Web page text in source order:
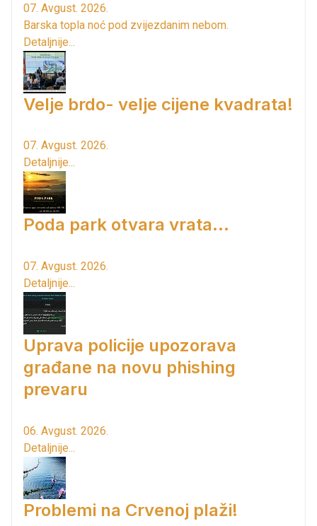
07. Avgust. 2026.
Barska topla noć pod zvijezdanim nebom.
Detaljnije...
Velje brdo- velje cijene kvadrata!
07. Avgust. 2026.
Detaljnije...
Poda park otvara vrata...
07. Avgust. 2026.
Detaljnije...
Uprava policije upozorava
građane na novu phishing
prevaru
06. Avgust. 2026.
Detaljnije...
Problemi na Crvenoj plaži!